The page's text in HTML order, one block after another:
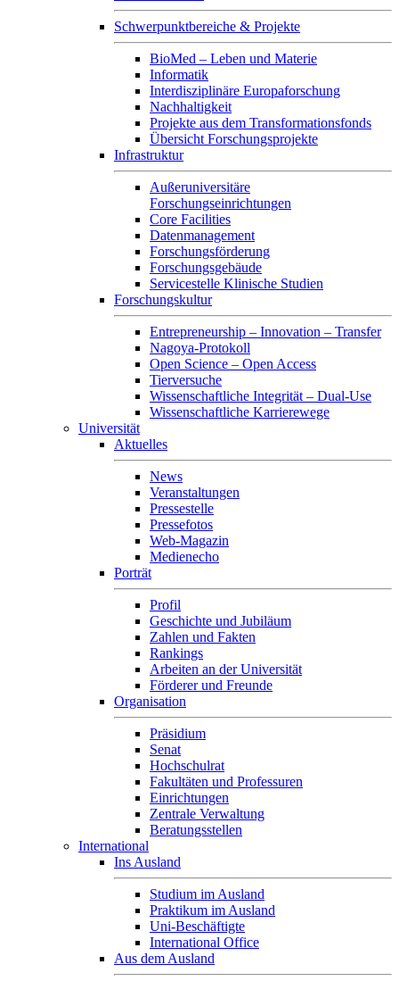
Schwerpunktbereiche & Projekte
BioMed – Leben und Materie
Informatik
Interdisziplinäre Europaforschung
Nachhaltigkeit
Projekte aus dem Transformationsfonds
Übersicht Forschungsprojekte
Infrastruktur
Außeruniversitäre
Forschungseinrichtungen
Core Facilities
Datenmanagement
Forschungsförderung
Forschungsgebäude
Servicestelle Klinische Studien
Forschungskultur
Entrepreneurship – Innovation – Transfer
Nagoya-Protokoll
Open Science – Open Access
Tierversuche
Wissenschaftliche Integrität – Dual-Use
Wissenschaftliche Karrierewege
Universität
Aktuelles
News
Veranstaltungen
Pressestelle
Pressefotos
Web-Magazin
Medienecho
Porträt
Profil
Geschichte und Jubiläum
Zahlen und Fakten
Rankings
Arbeiten an der Universität
Förderer und Freunde
Organisation
Präsidium
Senat
Hochschulrat
Fakultäten und Professuren
Einrichtungen
Zentrale Verwaltung
Beratungsstellen
International
Ins Ausland
Studium im Ausland
Praktikum im Ausland
Uni-Beschäftigte
International Office
Aus dem Ausland